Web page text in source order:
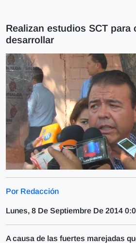
Realizan estudios SCT para
desarrollar
Por Redacción
Lunes, 8 De Septiembre De 2014
A causa de las fuertes marejadas